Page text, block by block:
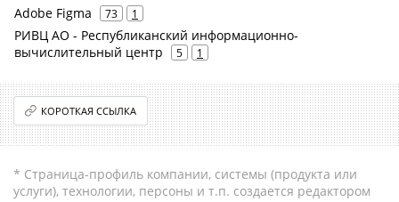
Adobe Figma 73 1
РИВЦ АО - Республиканский информационно-
вычислительный центр
5 1
КОРОТКАЯ ССЫЛКА
* Страница-профиль компании, системы (продукта или
услуги), технологии, персоны и т.п. создается редактором